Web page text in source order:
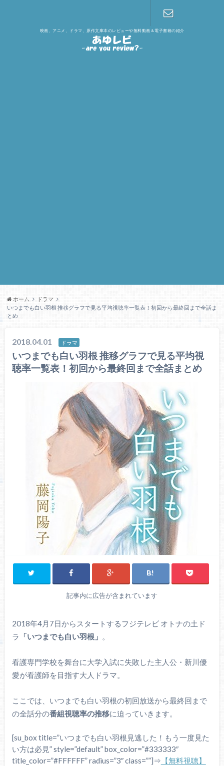
映画、アニメ、ドラマ、原作文庫本のレビューや無料動画＆電子書籍の紹介
ホーム
ドラマ
いつまでも白い羽根 推移グラフで見る平均視聴率一覧表！初回から最終回まで全話ま
とめ
2018.04.01 ドラマ
いつまでも白い羽根 推移グラフで見る平均視
聴率一覧表！初回から最終回まで全話まとめ
記事内に広告が含まれています
2018年4月7日からスタートするフジテレビ オトナの土ド
ラ 「いつまでも白い羽根」 。
看護専門学校を舞台に大学入試に失敗した主人公・新川優
愛が看護師を目指す大人ドラマ。
ここでは、いつまでも白い羽根の初回放送から最終回まで
の全話分の番組視聴率の推移に迫っていきます。
[su_box title=”いつまでも白い羽根見逃した！もう一度見た
い方は必見” style=”default” box_color=”#333333″
title_color=”#FFFFFF” radius=”3″ class=””]⇒ 【無料視聴】